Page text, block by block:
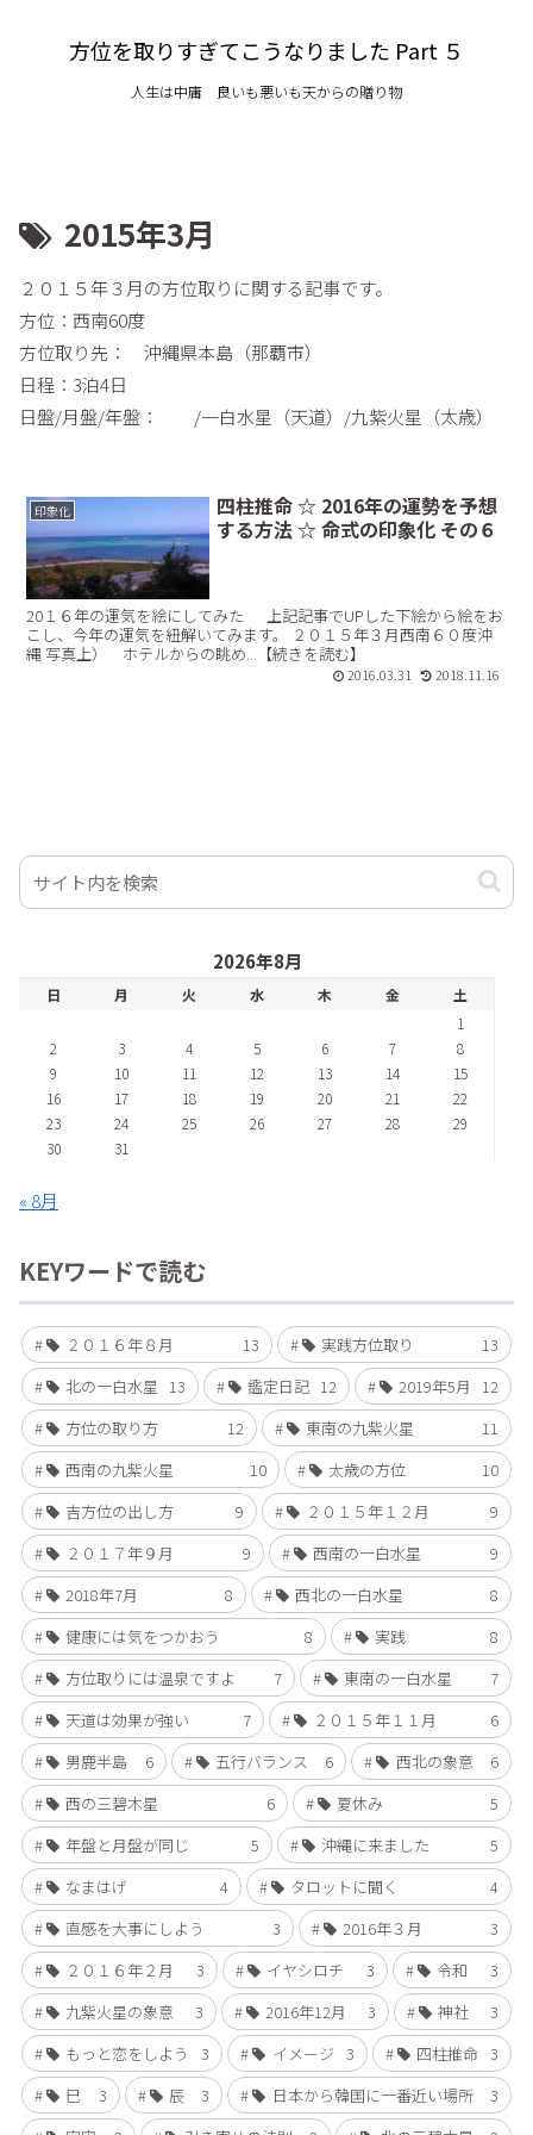
方位を取りすぎてこうなりました Part ５
人生は中庸 良いも悪いも天からの贈り物
2015年3月
２０１５年３月の方位取りに関する記事です。
方位：西南60度
方位取り先： 沖縄県本島（那覇市）
日程：3泊4日
日盤/月盤/年盤： /一白水星（天道）/九紫火星（太歳）
印象化
四柱推命 ☆ 2016年の運勢を予想
する方法 ☆ 命式の印象化 その６
20１６年の運気を絵にしてみた 上記記事でUPした下絵から絵をお
こし、今年の運気を紐解いてみます。 ２０１５年３月西南６０度沖
縄 写真上） ホテルからの眺め...【続きを読む】
2016.03.31 2018.11.16
2026年8月
日 月 火 水 木 金
土
1
2
3 4 5 6 7
8
9
10 11 12 13 14
15
16
17 18 19 20 21
22
23
24 25 26 27 28
29
30
31
« 8月
KEYワードで読む
２０１６年８月 13 実践方位取り
13
北の一白水星 13 鑑定日記 12 2019年5月
12
方位の取り方
12 東南の九紫火星
11
西南の九紫火星
10 太歳の方位
10
吉方位の出し方
9 ２０１５年１２月
9
２０１７年９月
9 西南の一白水星
9
2018年7月
8 西北の一白水星
8
健康には気をつかおう
8 実践
8
方位取りには温泉ですよ
7 東南の一白水星
7
天道は効果が強い
7 ２０１５年１１月
6
男鹿半島
6 五行バランス 6 西北の象意
6
西の三碧木星
6 夏休み
5
年盤と月盤が同じ
5 沖縄に来ました
5
なまはげ
4 タロットに聞く
4
直感を大事にしよう
3 2016年３月
3
２０１６年２月
3 イヤシロチ 3 令和
3
九紫火星の象意
3 2016年12月 3 神社
3
もっと恋をしよう
3 イメージ 3 四柱推命 3
巳
3 辰 3 日本から韓国に一番近い場所
3